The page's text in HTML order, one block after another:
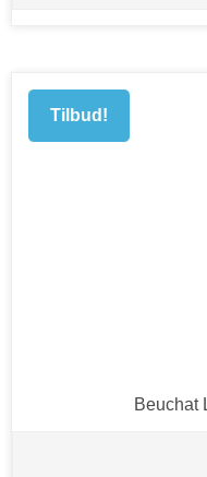
Tilbud!
Beuchat